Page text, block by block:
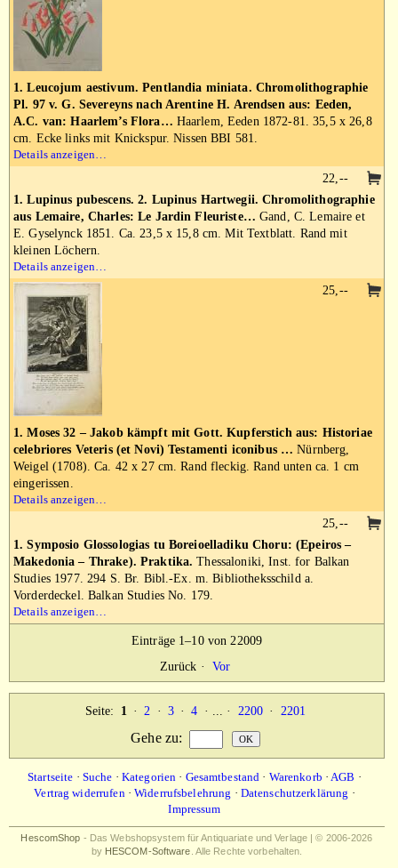
1. Leucojum aestivum. Pentlandia miniata. Chromolithographie
Pl. 97 v. G. Severeyns nach Arentine H. Arendsen aus: Eeden,
A.C. van: Haarlem’s Flora… Haarlem, Eeden 1872-81. 35,5 x 26,8
cm. Ecke links mit Knickspur. Nissen BBI 581.
Details anzeigen…
1. Lupinus pubescens. 2. Lupinus Hartwegii. Chromolithographie
aus Lemaire, Charles: Le Jardin Fleuriste… Gand, C. Lemaire et
E. Gyselynck 1851. Ca. 23,5 x 15,8 cm. Mit Textblatt. Rand mit
kleinen Löchern.
Details anzeigen…
22,--
1. Moses 32 – Jakob kämpft mit Gott. Kupferstich aus: Historiae
celebriores Veteris (et Novi) Testamenti iconibus … Nürnberg,
Weigel (1708). Ca. 42 x 27 cm. Rand fleckig. Rand unten ca. 1 cm
eingerissen.
Details anzeigen…
25,--
1. Symposio Glossologias tu Boreioelladiku Choru: (Epeiros –
Makedonia – Thrake). Praktika. Thessaloniki, Inst. for Balkan
Studies 1977. 294 S. Br. Bibl.-Ex. m. Bibliotheksschild a.
Vorderdeckel. Balkan Studies No. 179.
Details anzeigen…
25,--
Einträge 1–10 von 22009
Zurück · Vor
Seite: 1 · 2 · 3 · 4 · ... · 2200 · 2201
Gehe zu:
Startseite · Suche · Kategorien · Gesamtbestand · Warenkorb ·AGB ·
Vertrag widerrufen·Widerrufsbelehrung · Datenschutzerklärung ·
Impressum
HescomShop - Das Webshopsystem für Antiquariate und Verlage | © 2006-2026
by HESCOM-Software . Alle Rechte vorbehalten.